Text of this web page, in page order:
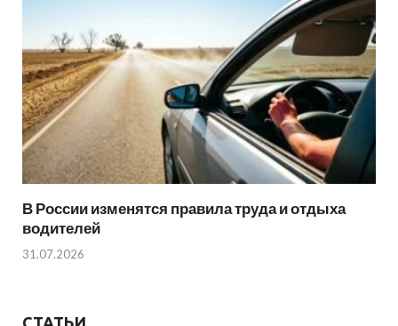
В России изменятся правила труда и отдыха
водителей
31.07.2026
СТАТЬИ